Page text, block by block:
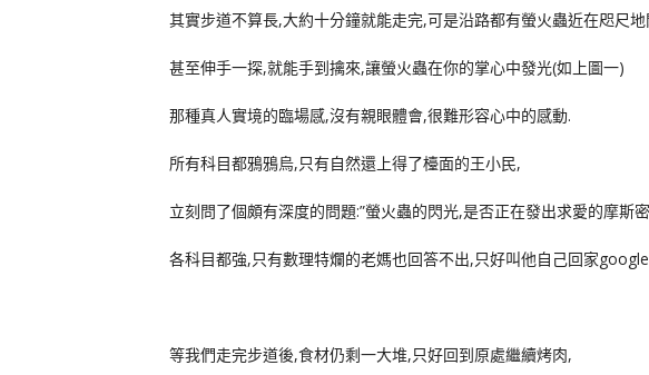
其實步道不算長,大約十分鐘就能走完,可是沿路都有螢火蟲近在咫尺
甚至伸手一探,就能手到擒來,讓螢火蟲在你的掌心中發光(如上圖一)
那種真人實境的臨場感,沒有親眼體會,很難形容心中的感動.
所有科目都鴉鴉烏,只有自然還上得了檯面的王小民,
立刻問了個頗有深度的問題:”螢火蟲的閃光,是否正在發出求愛的摩斯
各科目都強,只有數理特爛的老媽也回答不出,只好叫他自己回家
等我們走完步道後,食材仍剩一大堆,只好回到原處繼續烤肉,